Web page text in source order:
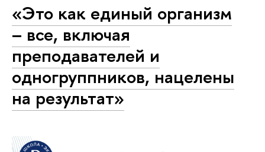
«Это как единый организм
– все, включая
преподавателей и
одногруппников, нацелены
на результат»